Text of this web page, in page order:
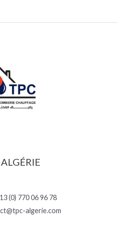
(0) 770 06 96 78
algerie.com